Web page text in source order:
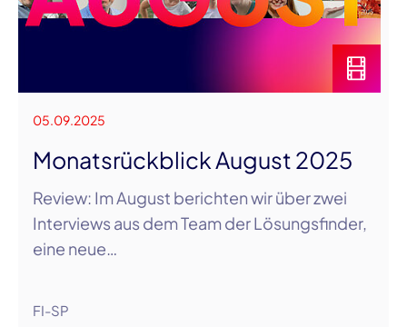
05.09.2025
Monatsrückblick August 2025
Review: Im August berichten wir über zwei
Interviews aus dem Team der Lösungsfinder,
eine neue…
FI-SP